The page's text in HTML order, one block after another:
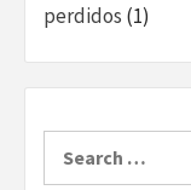
perdidos (1)